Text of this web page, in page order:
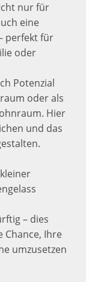
nur für
eine
perfekt für
oder
Potenzial
oder als
Hier
und das
– dies
Chance, Ihre
umzusetzen